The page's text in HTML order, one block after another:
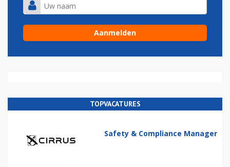
TOPVACATURES
Safety & Compliance Manager